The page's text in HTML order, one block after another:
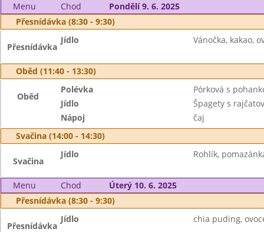
Menu Chod
Pondělí 9. 6. 2025
Přesnídávka (8:30 - 9:30)
Přesnídávka
Jídlo Vánočka, kakao,
Oběd (11:40 - 13:30)
Oběd
Polévka
Pórková s
Jídlo
Špagety s
Nápoj
čaj
Svačina (14:00 - 14:30)
Svačina
Jídlo Rohlík,
Menu Chod
Úterý 10. 6. 2025
Přesnídávka (8:30 - 9:30)
Přesnídávka
Jídlo chia puding,